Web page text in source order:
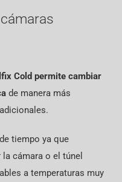
Cold permite cambiar
de manera más
tiempo ya que
cámara o el túnel
a temperaturas muy